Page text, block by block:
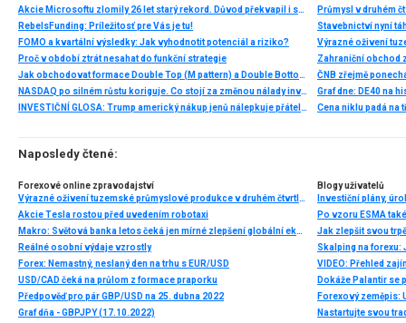
Akcie Microsoftu zlomily 26 let starý rekord. Důvod překvapil i samotné investory
RebelsFunding: Príležitosť pre Vás je tu!
FOMO a kvartální výsledky: Jak vyhodnotit potenciál a riziko?
Proč v období ztrát nesahat do funkční strategie
Jak obchodovat formace Double Top (M pattern) a Double Bottom (W pattern)
NASDAQ po silném růstu koriguje. Co stojí za změnou nálady investorů?
INVESTIČNÍ GLOSA: Trump americký nákup jenů nálepkuje přátelstvím. Pravda je jinde
Stavebnictví nyní
Zahraniční obchod
Cena niklu padá na
Naposledy čtené:
Forexové online zpravodajství
Výrazné oživení tuzemské průmyslové produkce v druhém čtvrtletí
Akcie Tesla rostou před uvedením robotaxi
Makro: Světová banka letos čeká jen mírné zlepšení globální ekonomiky
Reálné osobní výdaje vzrostly
Forex: Nemastný, neslaný den na trhu s EUR/USD
USD/CAD čeká na průlom z formace praporku
Předpověď pro pár GBP/USD na 25. dubna 2022
Graf dňa - GBPJPY (17.10.2022)
Blogy uživatelů
Jak zlepšit svou
VIDEO: Přehled
Forexový zeměpis:
Nastartujte svou